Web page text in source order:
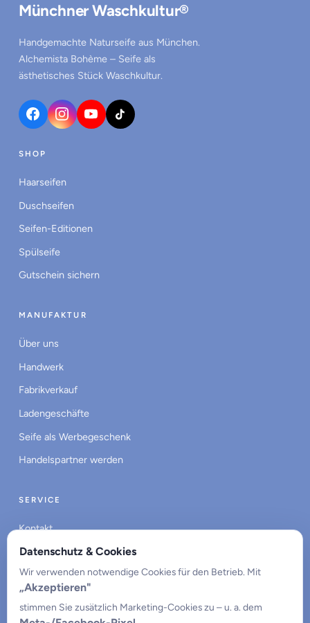
Münchner Waschkultur®
Handgemachte Naturseife aus München.
Alchemista Bohème – Seife als
ästhetisches Stück Waschkultur.
SHOP
Haarseifen
Duschseifen
Seifen-Editionen
Spülseife
Gutschein sichern
MANUFAKTUR
Über uns
Handwerk
Fabrikverkauf
Ladengeschäfte
Seife als Werbegeschenk
Handelspartner werden
SERVICE
Kontakt
Impressum
Datenschutz
Cookie-Einstellungen
Datenschutz & Cookies
Wir verwenden notwendige Cookies für den Betrieb. Mit
„Akzeptieren"
stimmen Sie zusätzlich Marketing-Cookies zu – u. a. dem